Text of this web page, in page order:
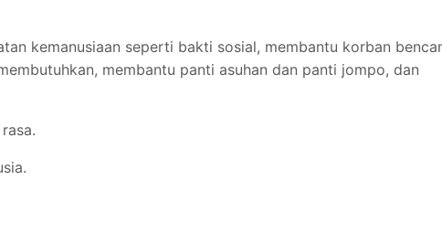
kemanusiaan seperti bakti sosial, membantu korban
membantu panti asuhan dan panti jompo, dan